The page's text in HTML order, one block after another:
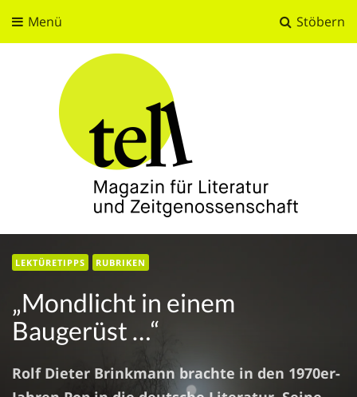
Stöbern
Menü
tell
Magazin für Literatur und Zeitgenossenschaft
LEKTÜRETIPPS RUBRIKEN
„Mondlicht in einem
Baugerüst …“
Rolf Dieter Brinkmann brachte in den 1970er-